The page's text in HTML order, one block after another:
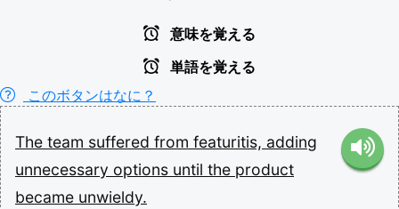
意味を覚える
単語を覚える
このボタンはなに？
The team suffered from featuritis, adding
unnecessary options until the product
became unwieldy.